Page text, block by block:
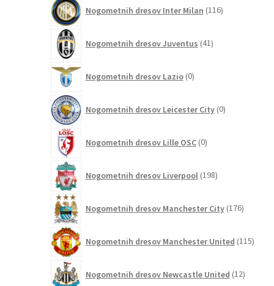
Nogometnih dresov Inter Milan 116izdelkov
Nogometnih dresov Juventus 41izdelkov
Nogometnih dresov Lazio 0izdelkov
Nogometnih dresov Leicester City 0izdelkov
Nogometnih dresov Lille OSC 0izdelkov
Nogometnih dresov Liverpool 198izdelkov
Nogometnih dresov Manchester City 176izdelkov
Nogometnih dresov Manchester United 115
Nogometnih dresov Newcastle United 12izdelkov